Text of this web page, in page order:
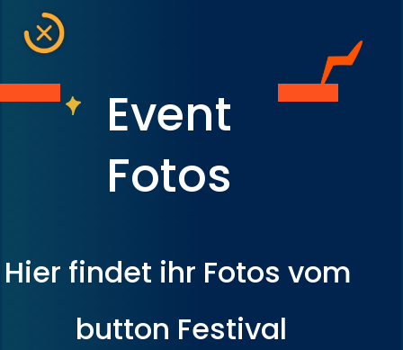
Event
Fotos
Hier findet ihr Fotos vom
button Festival